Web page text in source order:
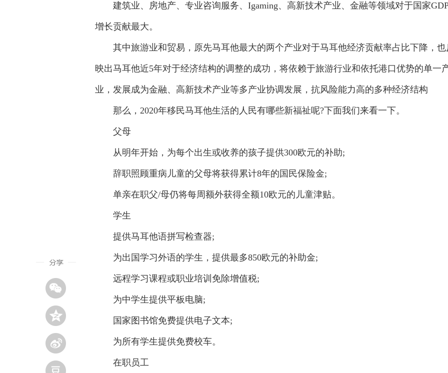
建筑业、房地产、专业咨询服务、Igaming、高新技术产业、金融等领域对于国家
增长贡献最大。
其中旅游业和贸易，原先马耳他最大的两个产业对于马耳他经济贡献率占比下降，也
映出马耳他近5年对于经济结构的调整的成功，将依赖于旅游行业和依托港口优势的单一
业，发展成为金融、高新技术产业等多产业协调发展，抗风险能力高的多种经济结构
那么，2020年移民马耳他生活的人民有哪些新福祉呢?下面我们来看一下。
父母
从明年开始，为每个出生或收养的孩子提供300欧元的补助;
辞职照顾重病儿童的父母将获得累计8年的国民保险金;
单亲在职父/母仍将每周额外获得全额10欧元的儿童津贴。
学生
提供马耳他语拼写检查器;
为出国学习外语的学生，提供最多850欧元的补助金;
远程学习课程或职业培训免除增值税;
为中学生提供平板电脑;
国家图书馆免费提供电子文本;
为所有学生提供免费校车。
在职员工